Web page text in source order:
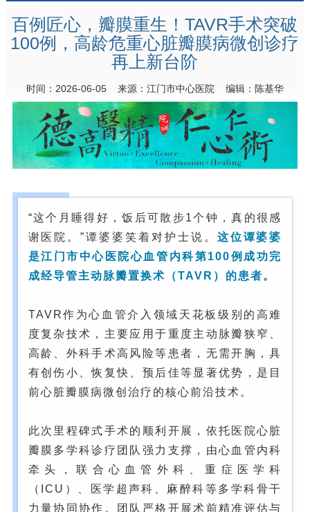
百例匠心，瓣膜重生！TAVR手术突破
100例，高龄危重心脏瓣膜病微创诊疗
再上新台阶
时间：2026-06-05 来源：江门市中心医院 编辑：陈基华
“这个月睡得好，饭后可散步1个钟，真的很感
谢医院。”谭婆婆笑着对护士说。 这位谭婆婆
是江门市中心医院心血管内科第100例成功完
成经导管主动脉瓣置换术 （TAVR）的患者。
TAVR作为心血管介入领域天花板级别的高难
度复杂技术，主要应用于重度主动脉瓣狭窄、
高龄、外科手术高风险等患者，无需开胸，具
有创伤小、恢复快、预后佳等显著优势，是目
前心脏瓣膜病微创治疗的核心前沿技术。
此次里程碑式手术的顺利开展，依托医院心脏
瓣膜多学科诊疗团队强力支撑，由心血管内科
牵头，联合心血管外科、重症医学科
（ICU）、医学超声科、麻醉科等多学科骨干
力量协同协作。团队严格开展术前精准评估与